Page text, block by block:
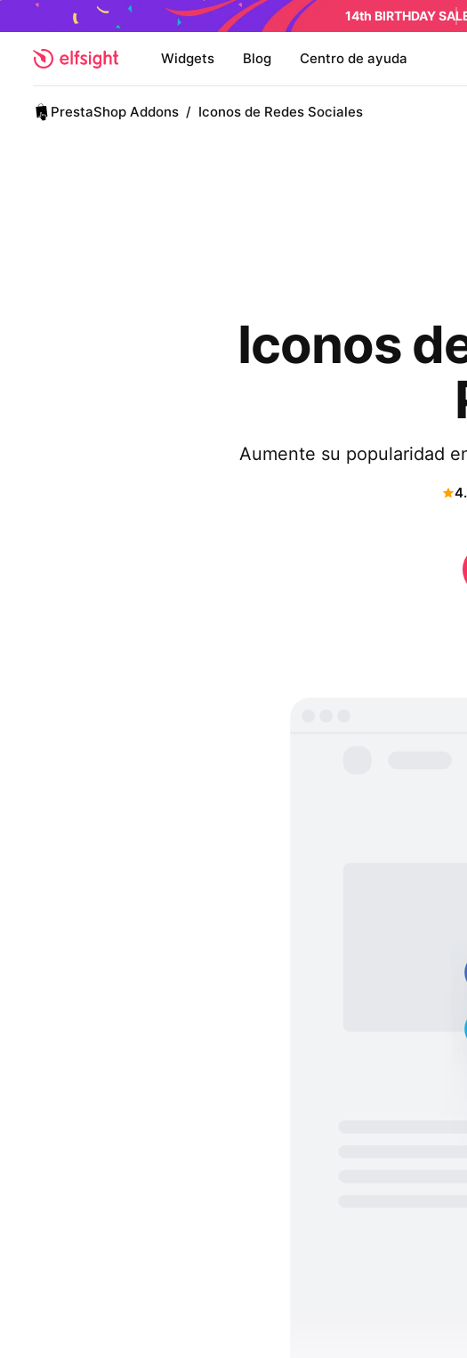
14th BIRTHDAY
Widgets Blog Centro de ayuda
PrestaShop Addons / Iconos de Redes Sociales
Iconos
Aumente su popularidad